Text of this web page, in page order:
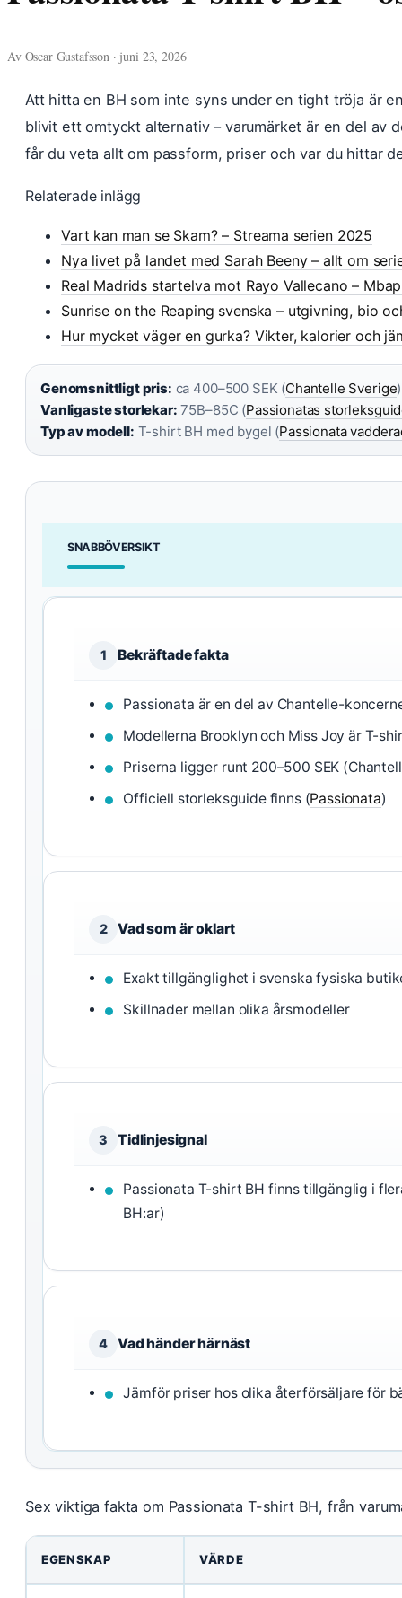
Av Oscar Gustafsson · juni 23, 2026
Att hitta en BH som inte syns under en tight tröja är
blivit ett omtyckt alternativ – varumärket är en del av
får du veta allt om passform, priser och var du hittar
Relaterade inlägg
Vart kan man se Skam? – Streama serien 2025
Nya livet på landet med Sarah Beeny – allt om
Real Madrids startelva mot Rayo Vallecano –
Sunrise on the Reaping svenska – utgivning, bio
Hur mycket väger en gurka? Vikter, kalorier och
Genomsnittligt pris: ca 400–500 SEK (Chantelle Sverige
Vanligaste storlekar: 75B–85C (Passionatas
Typ av modell: T-shirt BH med bygel (Passionata
SNABBÖVERSIKT
1 Bekräftade fakta
Passionata är en del av Chantelle-
Modellerna Brooklyn och Miss Joy är T-
Priserna ligger runt 200–500 SEK
Officiell storleksguide finns (Passionata)
2 Vad som är oklart
Exakt tillgänglighet i svenska fysiska
Skillnader mellan olika årsmodeller
3 Tidlinjesignal
Passionata T-shirt BH finns tillgänglig i
BH:ar)
4 Vad händer härnäst
Jämför priser hos olika återförsäljare för
Sex viktiga fakta om Passionata T-shirt BH, från
EGENSKAP VÄRDE